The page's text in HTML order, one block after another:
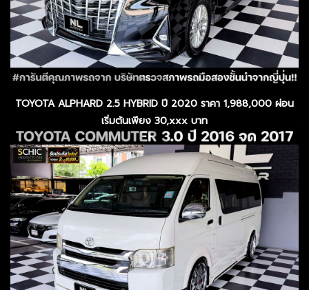
TOYOTA ALPHARD 2.5 HYBRID ปี 2020 ราคา 1,988,000 ผ่อน
เริ่มต้นเพียง 30,xxx บาท